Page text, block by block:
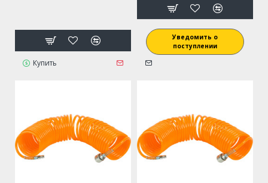
Купить
Уведомить о
поступлении